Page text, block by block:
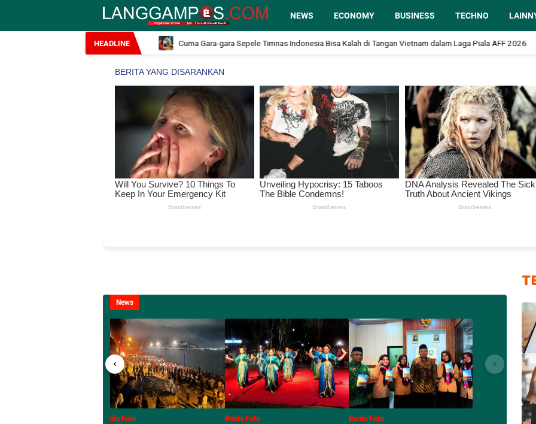
NEWS ECONOMY BUSINESS TECHNO
HEADLINE
Masa Peninjauan Massal Cuma Gara-gara Sepele Timnas Indonesia Bisa Kalah di Tangan Vietnam dalam Laga Piala AFF 2026
News
Berita Foto Berita Foto Berita Foto